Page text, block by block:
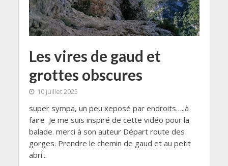
Les vires de gaud et
grottes obscures
10 juillet 2025
super sympa, un peu xeposé par endroits…..à
faire Je me suis inspiré de cette vidéo pour la
balade. merci à son auteur Départ route des
gorges. Prendre le chemin de gaud et au petit
abri...